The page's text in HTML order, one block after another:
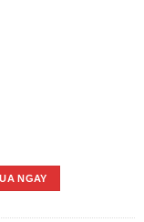
| giả lông |
NGAY